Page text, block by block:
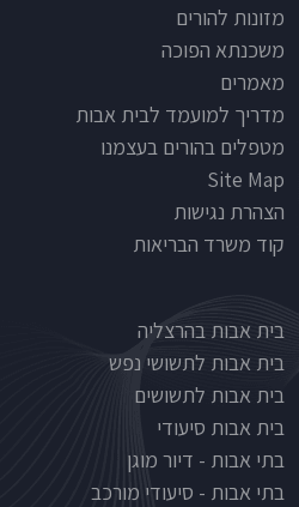
מזונות להורים
משכנתא הפוכה
מאמרים
מדריך למועמד לבית אבות
מטפלים בהורים בעצמנו
Site Map
הצהרת נגישות
קוד משרד הבריאות
Nursinghouse type
בית אבות בהרצליה
בית אבות לתשושי נפש
בית אבות לתשושים
בית אבות סיעודי
בתי אבות - דיור מוגן
בתי אבות - סיעודי מורכב